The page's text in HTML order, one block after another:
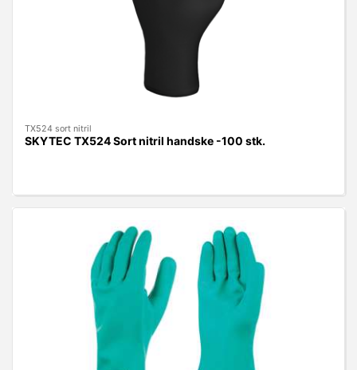
TX524 sort nitril
SKYTEC TX524 Sort nitril handske -100 stk.